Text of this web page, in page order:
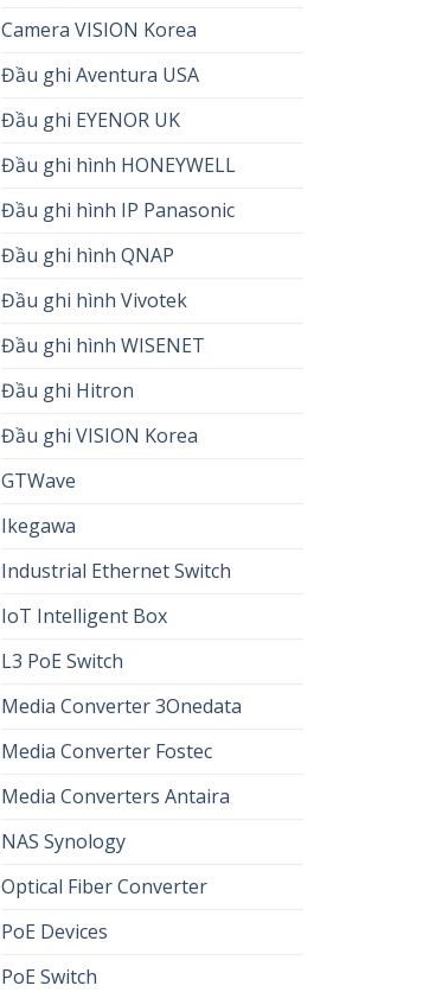
Camera VISION Korea
Đầu ghi Aventura USA
Đầu ghi EYENOR UK
Đầu ghi hình HONEYWELL
Đầu ghi hình IP Panasonic
Đầu ghi hình QNAP
Đầu ghi hình Vivotek
Đầu ghi hình WISENET
Đầu ghi Hitron
Đầu ghi VISION Korea
GTWave
Ikegawa
Industrial Ethernet Switch
IoT Intelligent Box
L3 PoE Switch
Media Converter 3Onedata
Media Converter Fostec
Media Converters Antaira
NAS Synology
Optical Fiber Converter
PoE Devices
PoE Switch